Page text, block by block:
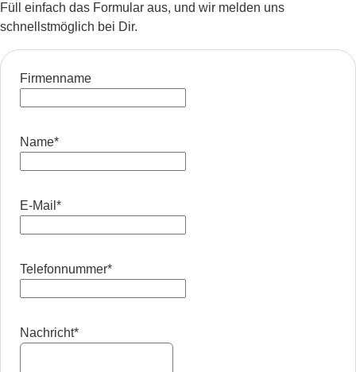
Füll einfach das Formular aus, und wir melden uns
schnellstmöglich bei Dir.
Firmenname
Name*
E-Mail *
Telefonnummer*
Nachricht*